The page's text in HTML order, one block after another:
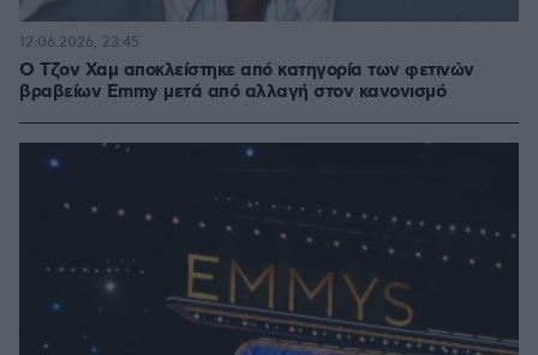
Ο Τζον Χαμ αποκλείστηκε από κατηγορία των φετινών
βραβείων Emmy μετά από αλλαγή στον κανονισμό
12.06.2026, 23:45